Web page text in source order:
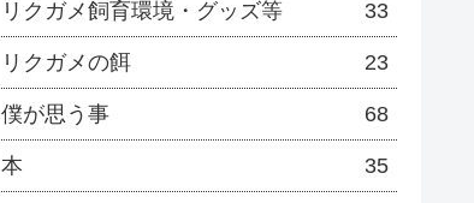
リクガメ飼育環境・グッズ等 33
リクガメの餌 23
僕が思う事 68
本 35